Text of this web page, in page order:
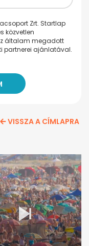
Zrt. Startlap
közvetlen
általam megadott
partnerei ajánlatával.
VISSZA A CÍMLAPRA